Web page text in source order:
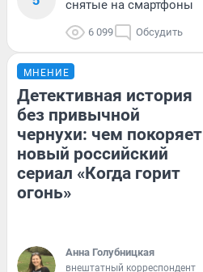
снятые на смартфоны
6 099 Обсудить
МНЕНИЕ
Детективная история
без привычной
чернухи: чем покоряет
новый российский
сериал «Когда горит
огонь»
Анна Голубницкая
внештатный корреспондент